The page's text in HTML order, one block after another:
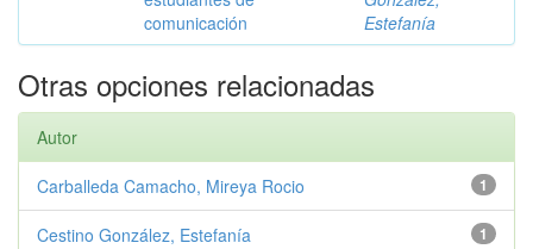
comunicación
Estefanía
Otras opciones relacionadas
Autor
1
Carballeda Camacho, Mireya Rocio
1
Cestino González, Estefanía